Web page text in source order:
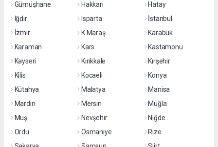
Gümüşhane
Hakkari
Hatay
Iğdır
Isparta
İstanbul
İzmir
K.Maraş
Karabük
Karaman
Kars
Kastamonu
Kayseri
Kırıkkale
Kırşehir
Kilis
Kocaeli
Konya
Kütahya
Malatya
Manisa
Mardin
Mersin
Muğla
Muş
Nevşehir
Niğde
Ordu
Osmaniye
Rize